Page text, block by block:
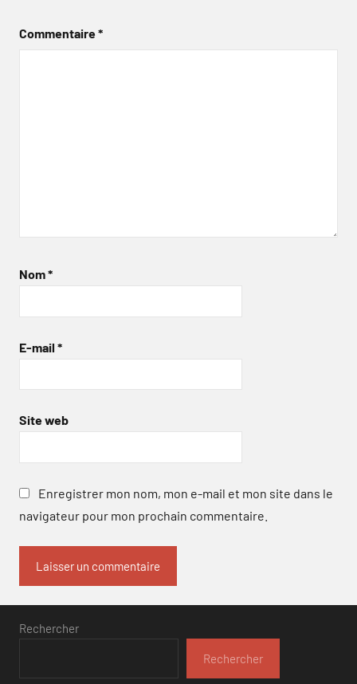
Commentaire*
Nom*
E-mail *
Site web
Enregistrer mon nom, mon e-mail et mon site dans le
navigateur pour mon prochain commentaire.
Rechercher
Rechercher